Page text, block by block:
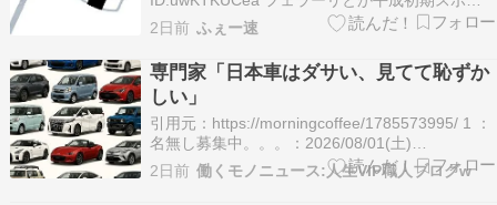
ツカー？ 引用元:
https://mi.5ch.net/test/read.cgi/news4vip/
2:風吹けば名無し 20…
2日前 ふぇー速
専門家「日本車はダサい、見てて恥ずか
しい」
引用元：https://morningcoffee/1785573995/ 1 ：
名無し募集中。。。：2026/08/01(土)
17:46:35.91 0 日本車がダサく見えやすい理由 便
利さを詰め込みすぎる 室内を広くするため背が高
2日前 働くモノニュース:人生VIP職人ブログw